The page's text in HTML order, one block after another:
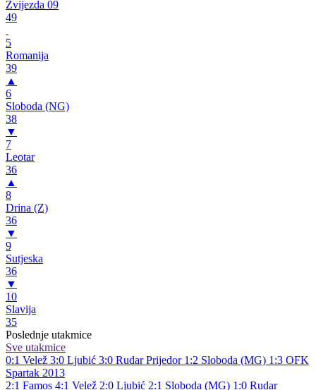
Zvijezda 09
49
5
Romanija
39
▲
6
Sloboda (NG)
38
▼
7
Leotar
36
▲
8
Drina (Z)
36
▼
9
Sutjeska
36
▼
10
Slavija
35
Poslednje utakmice
Sve utakmice
0:1 Velež 3:0 Ljubić 3:0 Rudar Prijedor 1:2 Sloboda (MG) 1:3 OFK
Spartak 2013
2:1 Famos 4:1 Velež 2:0 Ljubić 2:1 Sloboda (MG) 1:0 Rudar